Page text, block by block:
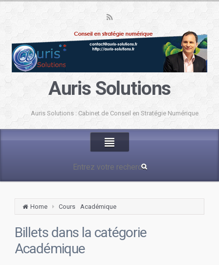
Auris Solutions
Auris Solutions : Cabinet de Conseil en Stratégie Numérique
Home Cours Académique
Billets dans la catégorie
Académique